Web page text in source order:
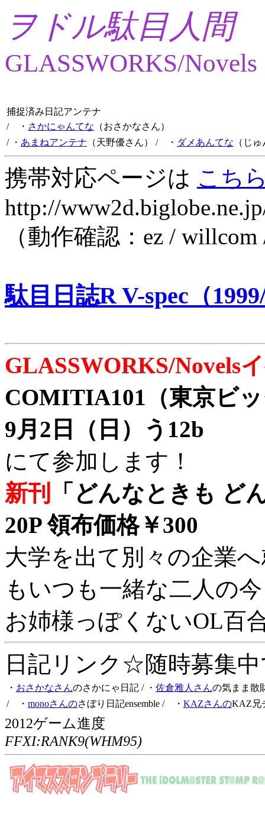
ヲドル駄目人間
GLASSWORKS/Novels
捕捉済み日記アンテナ
/ ・ さかにゃんてな （おさかなさん）
/ ・ あまねアンテナ （天野優さん） / ・ ダメあんてな （じ
携帯対応ページは こち
http://
（動作確認：ez /
駄目日誌R V-spec（
GLASSWORKS/Novels
COMITIA101（東京ビ
9月2日（日）う12b
にて参加します！
新刊
「どんなときも ど
20P 領布価格￥300
大学を出て別々の企業
もいつも一緒な二人の
お姉様っぽくないOL百
日記リンク☆随時募集
・ おさかなさんのさかにゃ日記 / ・ 佐倉雅人さんの気まま散
/ ・ monoさんのさぼり日記ensemble / ・ KAZさんのKAZ兄
2012ゲーム進度
FFXI:RANK9(WHM95)